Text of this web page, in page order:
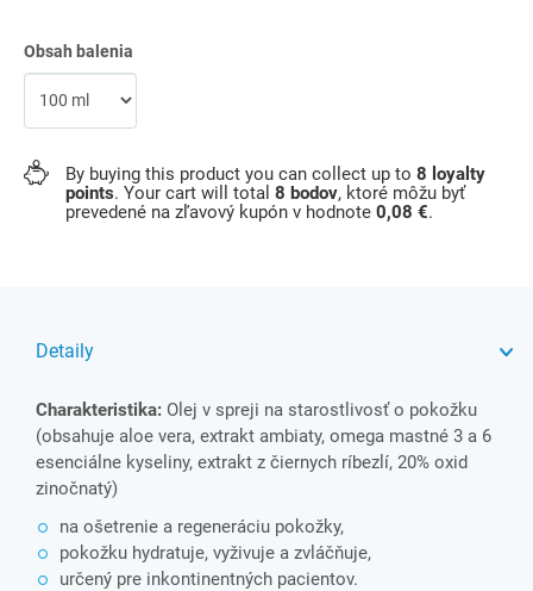
Obsah balenia
By buying this product you can collect up to 8 loyalty
points. Your cart will total 8 bodov, ktoré môžu byť
prevedené na zľavový kupón v hodnote 0,08 €.
Detaily
Charakteristika: Olej v spreji na starostlivosť o pokožku
(obsahuje aloe vera, extrakt ambiaty, omega mastné 3 a 6
esenciálne kyseliny, extrakt z čiernych ríbezlí, 20% oxid
zinočnatý)
na ošetrenie a regeneráciu pokožky,
pokožku hydratuje, vyživuje a zvláčňuje,
určený pre inkontinentných pacientov.